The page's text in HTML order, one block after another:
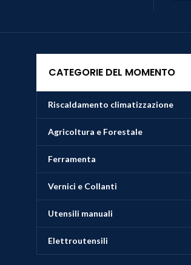
CATEGORIE DEL MOMENTO
Riscaldamento climatizzazione
Agricoltura e Forestale
Ferramenta
Vernici e Collanti
Utensili manuali
Elettroutensili